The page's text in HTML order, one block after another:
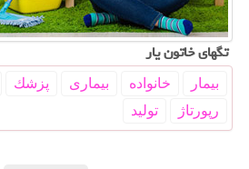
تگهای خاتون یار
بیمار خانواده بیماری پزشك
رپورتاژ
تولید